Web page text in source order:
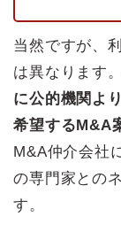
当然ですが、
は異なります
に公的機関よ
希望するM&A
M&A仲介会社
の専門家との
す。